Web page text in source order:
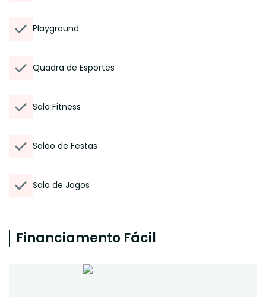
Playground
Quadra de Esportes
Sala Fitness
Salão de Festas
Sala de Jogos
Financiamento Fácil